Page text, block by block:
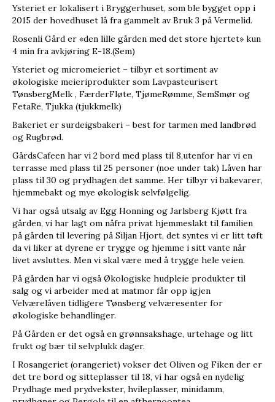
Ysteriet er lokalisert i Bryggerhuset, som ble bygget opp i
2015 der hovedhuset lå fra gammelt av Bruk 3 på Vermelid.
Rosenli Gård er «den lille gården med det store hjertet» kun
4 min fra avkjøring E-18.(Sem)
Ysteriet og micromeieriet – tilbyr et sortiment av
økologiske meieriprodukter som Lavpasteurisert
TønsbergMelk , FærderFløte, TjømeRømme, SemSmør og
FetaRe, Tjukka (tjukkmelk)
Bakeriet er surdeigsbakeri – best for tarmen med landbrød
og Rugbrød.
GårdsCafeen har vi 2 bord med plass til 8,utenfor har vi en
terrasse med plass til 25 personer (noe under tak) Låven har
plass til 30 og prydhagen det samme. Her tilbyr vi bakevarer,
hjemmebakt og mye økologisk selvfølgelig.
Vi har også utsalg av Egg Honning og Jarlsberg Kjøtt fra
gården, vi har lagt om nåfra privat hjemmeslakt til familien
på gården til levering på Siljan Hjort, det syntes vi er litt tøft
da vi liker at dyrene er trygge og hjemme i sitt vante når
livet avsluttes. Men vi skal være med å trygge hele veien.
På gården har vi også Økologiske hudpleie produkter til
salg og vi arbeider med at matmor får opp igjen
Velværelåven tidligere Tønsberg velværesenter for
økologiske behandlinger.
På Gården er det også en grønnsakshage, urtehage og litt
frukt og bær til selvplukk dager.
I Rosangeriet (orangeriet) vokser det Oliven og Fiken der er
det tre bord og sitteplasser til 18, vi har også en nydelig
Prydhage med prydvekster, hvileplasser, minidamm,